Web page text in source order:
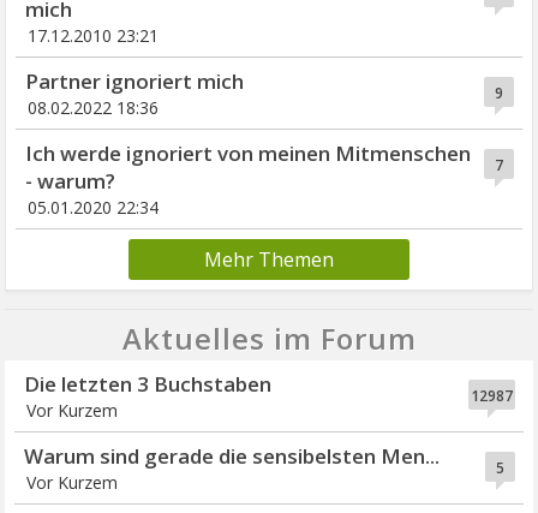
mich
17.12.2010 23:21
9
Partner ignoriert mich
08.02.2022 18:36
7
Ich werde ignoriert von meinen Mitmenschen
- warum?
05.01.2020 22:34
Mehr Themen
Aktuelles im Forum
12987
Die letzten 3 Buchstaben
Vor Kurzem
5
Warum sind gerade die sensibelsten Men...
Vor Kurzem